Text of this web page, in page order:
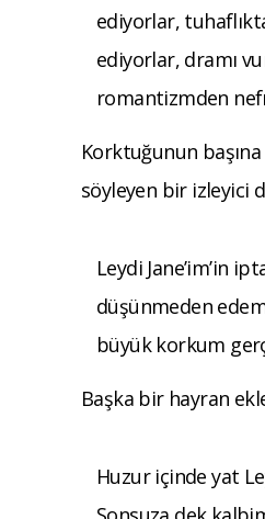
ediyorlar,
ediyorlar, dramı
romantizmden
Korktuğunun
söyleyen bir izleyici
Leydi Jane’im’in
düşünmeden
büyük korkum
Başka bir hayran
Huzur içinde yat